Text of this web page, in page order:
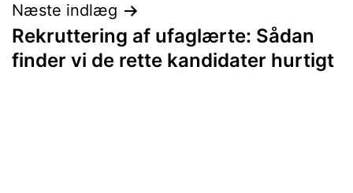
Indlægsnavigation
Næste indlæg
Rekruttering af ufaglærte: Sådan
finder vi de rette kandidater hurtigt